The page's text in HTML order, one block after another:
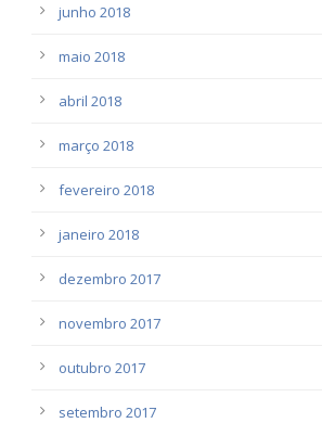
junho 2018
maio 2018
abril 2018
março 2018
fevereiro 2018
janeiro 2018
dezembro 2017
novembro 2017
outubro 2017
setembro 2017